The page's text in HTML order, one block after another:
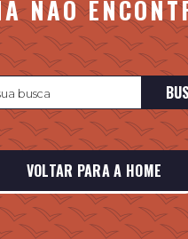
NÃO
VOLTAR PARA A HOME